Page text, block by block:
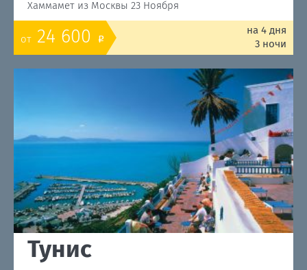
Хаммамет из Москвы 23 Ноября
от 24 600 o
на 4 дня
3 ночи
Тунис